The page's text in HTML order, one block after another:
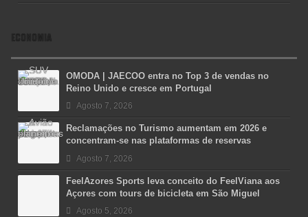
ECONOMIA
OMODA | JAECOO entra no Top 3 de vendas no
Reino Unido e cresce em Portugal
Agosto 7, 2026
Reclamações no Turismo aumentam em 2026 e
concentram-se nas plataformas de reservas
Agosto 7, 2026
FeelAzores Sports leva conceito do FeelViana aos
Açores com tours de bicicleta em São Miguel
Agosto 5, 2026